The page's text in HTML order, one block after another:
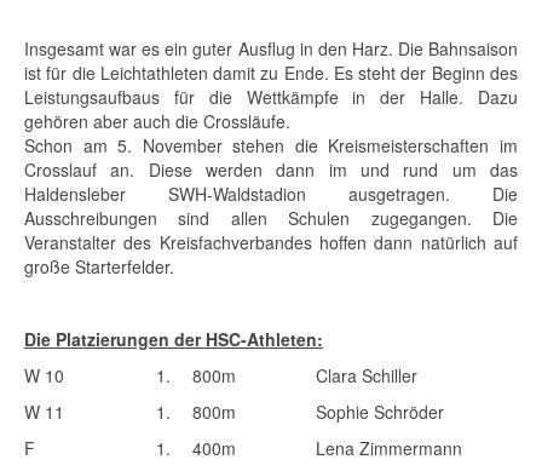
Insgesamt war es ein guter Ausflug in den Harz. Die Bahnsaison
ist für die Leichtathleten damit zu Ende. Es steht der Beginn des
Leistungsaufbaus für die Wettkämpfe in der Halle. Dazu
gehören aber auch die Crossläufe.
Schon am 5. November stehen die Kreismeisterschaften im
Crosslauf an. Diese werden dann im und rund um das
Haldensleber SWH-Waldstadion ausgetragen. Die
Ausschreibungen sind allen Schulen zugegangen. Die
Veranstalter des Kreisfachverbandes hoffen dann natürlich auf
große Starterfelder.
Die Platzierungen der HSC-Athleten:
W 10
1. 800m
Clara Schiller
W 11
1. 800m
Sophie Schröder
F
1. 400m
Lena Zimmermann